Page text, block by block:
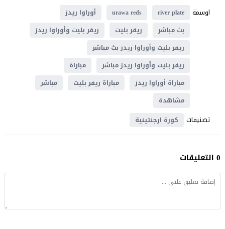
اوسمة
river plate
urawa reds
أوراوا ريدز
بث مباشر
ريفر بليت
ريفر بليت وأوراوا ريدز
ريفر بليت وأوراوا ريدز بث مباشر
ريفر بليت وأوراوا ريدز مباشر
مباراة
مباراة أوراوا ريدز
مباراة ريفر بليت
مباشر
مشاهدة
تصنيفات كورة ارجنتينية
0 التعليقات